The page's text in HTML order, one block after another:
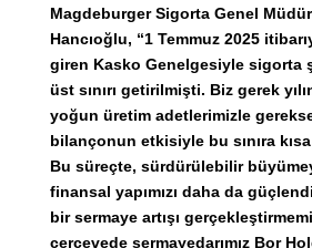
Magdeburger Sigorta Genel
Hancıoğlu, “1 Temmuz 2025
giren Kasko Genelgesiyle sigorta
üst sınırı getirilmişti. Biz gerek
yoğun üretim adetlerimizle
bilançonun etkisiyle bu sınıra
Bu süreçte, sürdürülebilir
finansal yapımızı daha da
bir sermaye artışı
çerçevede sermayedarımız Bor